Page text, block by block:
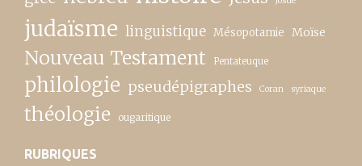
judaïsme linguistique Mésopotamie Moïse
Nouveau Testament Pentateuque
philologie pseudépigraphes Coran syriaque
théologie ougaritique
RUBRIQUES